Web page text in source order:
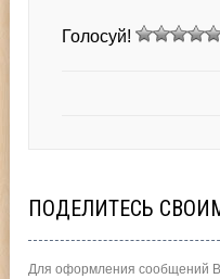
Голосуй!
ПОДЕЛИТЕСЬ
Для оформления сообщений